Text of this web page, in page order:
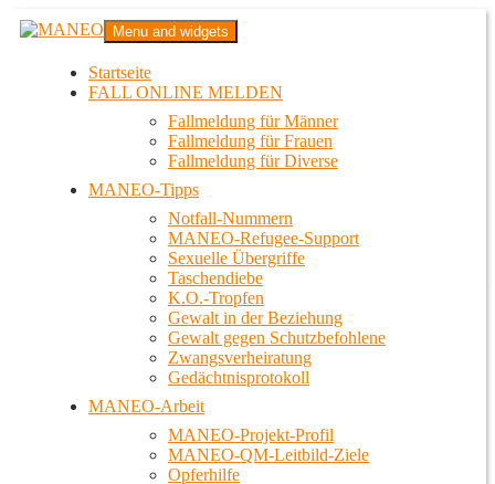
Zum
InhaltMANEO
Das schwule Anti-Gewalt-Projekt in Berlin
Menu and widgets
Startseite
FALL ONLINE MELDEN
Fallmeldung für Männer
Fallmeldung für Frauen
Fallmeldung für Diverse
MANEO-Tipps
Notfall-Nummern
MANEO-Refugee-Support
Sexuelle Übergriffe
Taschendiebe
K.O.-Tropfen
Gewalt in der Beziehung
Gewalt gegen Schutzbefohlene
Zwangsverheiratung
Gedächtnisprotokoll
MANEO-Arbeit
MANEO-Projekt-Profil
MANEO-QM-Leitbild-Ziele
Opferhilfe